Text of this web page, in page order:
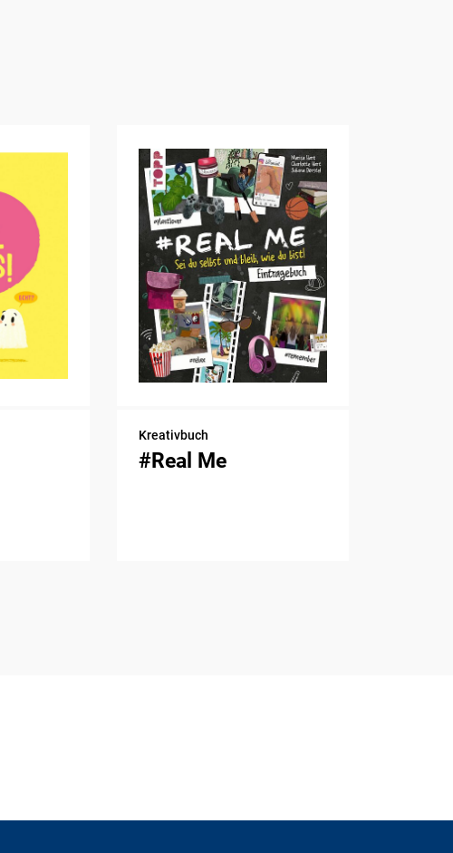
Kreativbuch
#Real Me